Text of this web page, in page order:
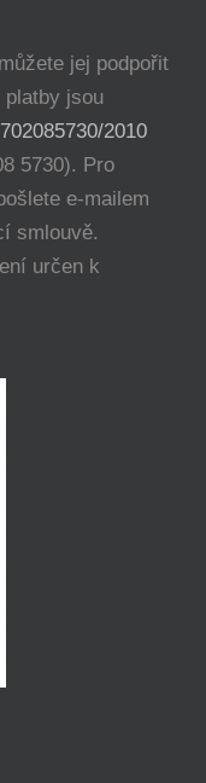
jej podpořit
jsou
2010
5730). Pro
e-mailem
smlouvě.
určen k